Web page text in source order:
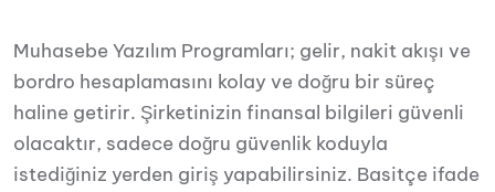
Muhasebe Yazılım Programları; gelir, nakit akışı ve
bordro hesaplamasını kolay ve doğru bir süreç
haline getirir. Şirketinizin finansal bilgileri güvenli
olacaktır, sadece doğru güvenlik koduyla
istediğiniz yerden giriş yapabilirsiniz. Basitçe ifade